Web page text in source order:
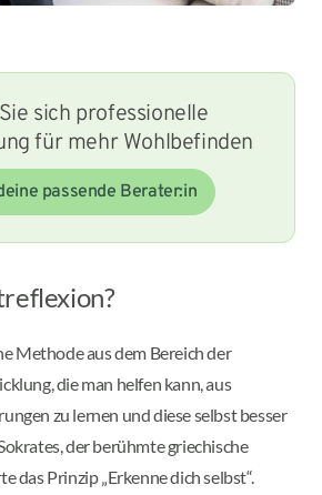
sich professionelle
für mehr Wohlbefinden
passende Berater:in
Methode aus dem Bereich der
die man helfen kann, aus
zu lernen und diese selbst besser
der berühmte griechische
das Prinzip „Erkenne dich selbst“.